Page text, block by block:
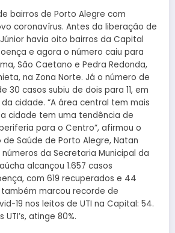
bairros de Porto Alegre com
coronavírus. Antes da liberação de
havia oito bairros da Capital
e agora o número caiu para
São Caetano e Pedra Redonda,
na Zona Norte. Já o número de
30 casos subiu de dois para 11, em
cidade. “A área central tem mais
cidade tem uma tendência de
para o Centro”, afirmou o
Saúde de Porto Alegre, Natan
da Secretaria Municipal da
alcançou 1.657 casos
com 619 recuperados e 44
marcou recorde de
19 nos leitos de UTI na Capital: 54.
atinge 80%.